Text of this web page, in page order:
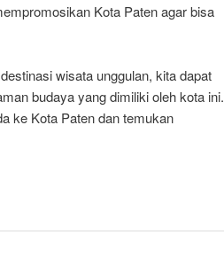
Kota Paten agar bisa
wisata unggulan, kita dapat
budaya yang dimiliki oleh kota ini.
ke Kota Paten dan temukan